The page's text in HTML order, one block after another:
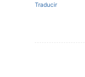
Traducir